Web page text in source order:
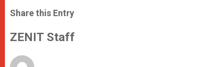
t
s
p
p
s
e
g
e
e
b
o
k
Share this Entry
ZENIT Staff